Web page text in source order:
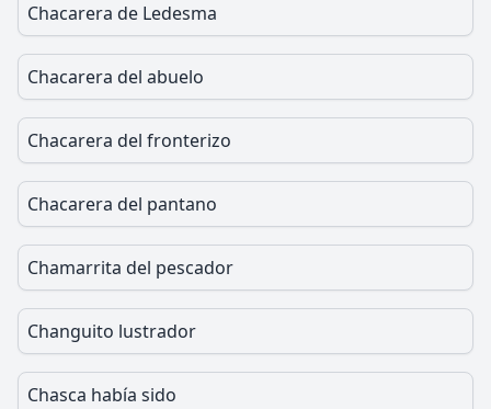
Chacarera de Ledesma
Chacarera del abuelo
Chacarera del fronterizo
Chacarera del pantano
Chamarrita del pescador
Changuito lustrador
Chasca había sido